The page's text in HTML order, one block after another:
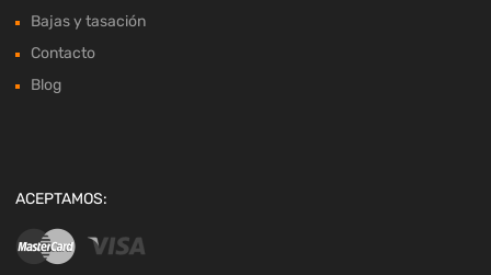
Bajas y tasación
Contacto
Blog
ACEPTAMOS: